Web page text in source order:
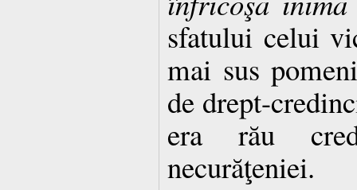
sfatului celui
mai sus
de drept-
era rău
necurăţeniei.